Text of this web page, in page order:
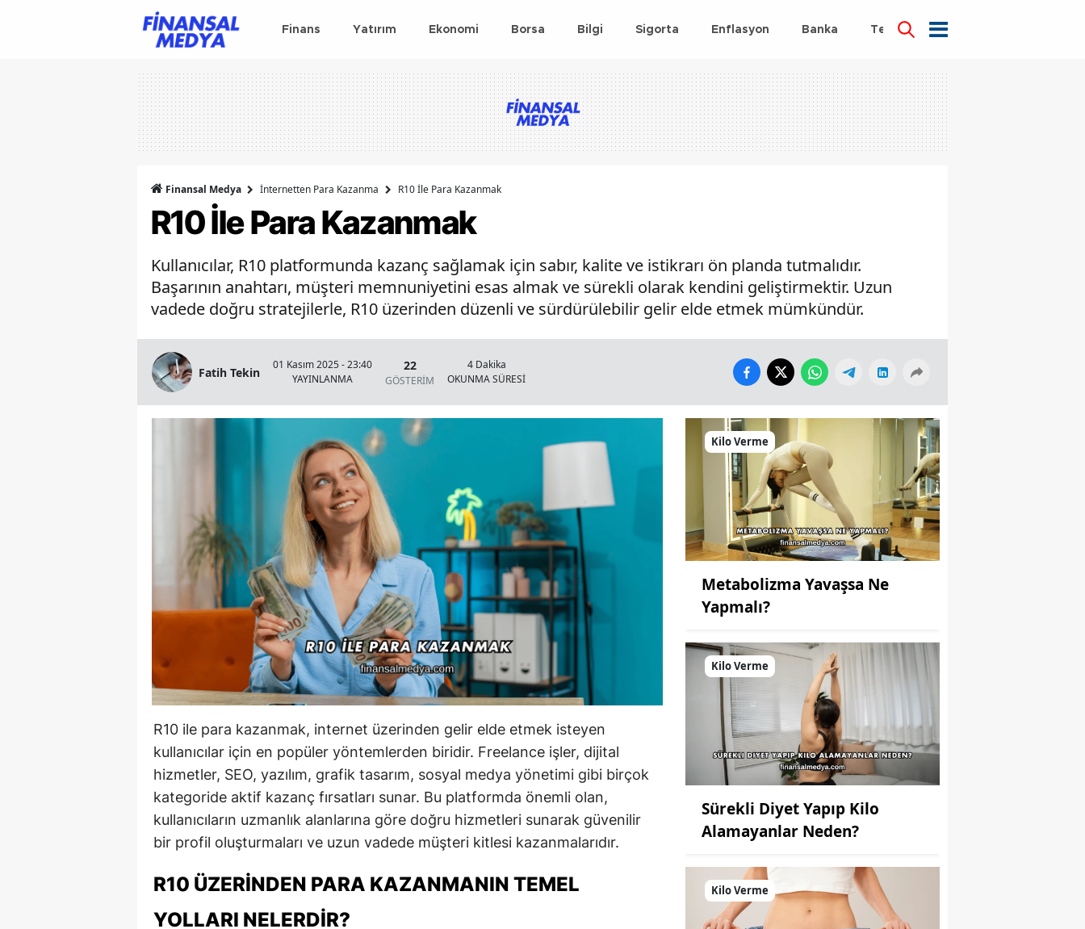
Finans Yatırım Ekonomi Borsa Bilgi Sigorta Enflasyon Banka Teknoloji
Finansal Medya İnternetten Para Kazanma R10 İle Para Kazanmak
R10 İle Para Kazanmak
Kullanıcılar, R10 platformunda kazanç sağlamak için sabır, kalite ve istikrarı ön planda tutmalıdır.
Başarının anahtarı, müşteri memnuniyetini esas almak ve sürekli olarak kendini geliştirmektir. Uzun
vadede doğru stratejilerle, R10 üzerinden düzenli ve sürdürülebilir gelir elde etmek mümkündür.
Fatih Tekin
01 Kasım 2025 - 23:40
YAYINLANMA
22
GÖSTERİM
4 Dakika
OKUNMA SÜRESİ
R10 ile para kazanmak, internet üzerinden gelir elde etmek isteyen
kullanıcılar için en popüler yöntemlerden biridir. Freelance işler, dijital
hizmetler, SEO, yazılım, grafik tasarım, sosyal medya yönetimi gibi birçok
kategoride aktif kazanç fırsatları sunar. Bu platformda önemli olan,
kullanıcıların uzmanlık alanlarına göre doğru hizmetleri sunarak güvenilir
bir profil oluşturmaları ve uzun vadede müşteri kitlesi kazanmalarıdır.
R10 ÜZERINDEN PARA KAZANMANIN TEMEL
YOLLARI NELERDIR?
Kilo Verme
Metabolizma Yavaşsa Ne
Yapmalı?
Kilo Verme
Sürekli Diyet Yapıp Kilo
Alamayanlar Neden?
Kilo Verme